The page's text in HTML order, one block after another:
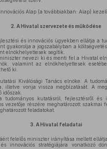
Alap (a továbbiakban: Alap)
2. A Hivatal szervezete és működése
és innovációs ügyekben ellátja a
gyakorolja a jogszabályban a
elnökhelyettesek segítik.
nevezi ki és menti fel a Hivatal
valamint az elnökhelyettesek
ki.
Kiválósági Tanács elnöke. A
illetve vonja vissza megbízatását. A
kutatásról, fejlesztésről és
vezetője részére meghatározott
feladatokat.
3. A Hivatal feladatai
felelős miniszter irányítása mellett
innovációs stratégiájára vonatkozó